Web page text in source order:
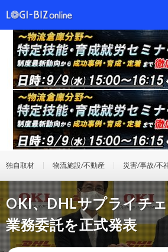
独自取材 物流施設/不動産 災害/事故/不
OKI、DHLサプライチ
業務委託を正式発表